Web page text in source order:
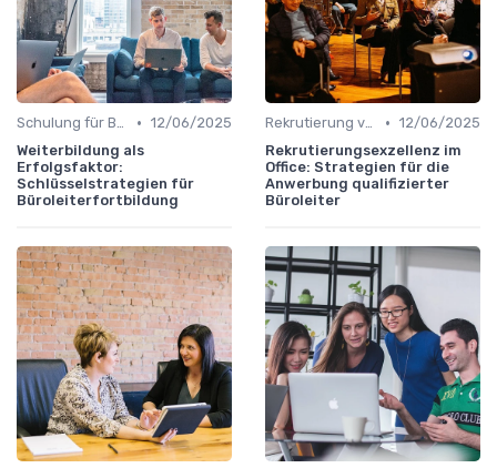
Schulung für Büroleiter • 12/06/2025
Weiterbildung als
Erfolgsfaktor:
Schlüsselstrategien für
Büroleiterfortbildung
Rekrutierung von Büroleitern • 12/06/2025
Rekrutierungsexzellenz im
Office: Strategien für die
Anwerbung qualifizierter
Büroleiter